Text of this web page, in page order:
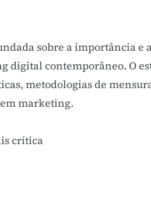
sobre a importância e
digital contemporâneo. O
metodologias de
marketing.
crítica